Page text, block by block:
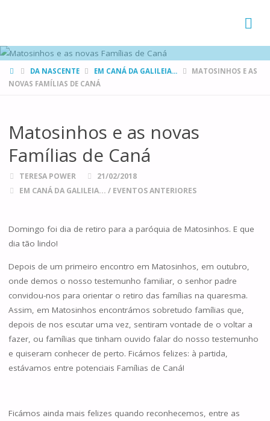
HOMEDA NASCENTE EM CANÁ DA GALILEIA...
MATOSINHOS E AS
NOVAS FAMÍLIAS DE CANÁ
Matosinhos e as novas
Famílias de Caná
TERESA POWER
21/02/2018
EM CANÁ DA GALILEIA... / EVENTOS ANTERIORES
Domingo foi dia de retiro para a paróquia de Matosinhos. E que
dia tão lindo!
Depois de um primeiro encontro em Matosinhos, em outubro,
onde demos o nosso testemunho familiar, o senhor padre
convidou-nos para orientar o retiro das famílias na quaresma.
Assim, em Matosinhos encontrámos sobretudo famílias que,
depois de nos escutar uma vez, sentiram vontade de o voltar a
fazer, ou famílias que tinham ouvido falar do nosso testemunho
e quiseram conhecer de perto. Ficámos felizes: à partida,
estávamos entre potenciais Famílias de Caná!
Ficámos ainda mais felizes quando reconhecemos, entre as